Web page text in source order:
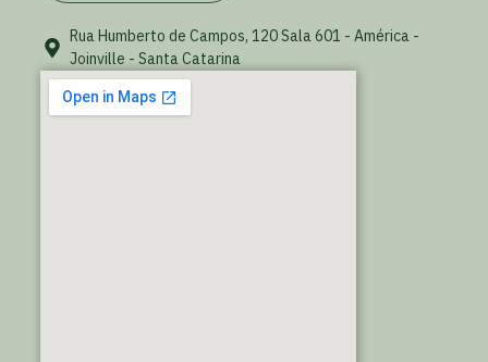
Rua Humberto de Campos, 120 Sala 601 - América -
Joinville - Santa Catarina